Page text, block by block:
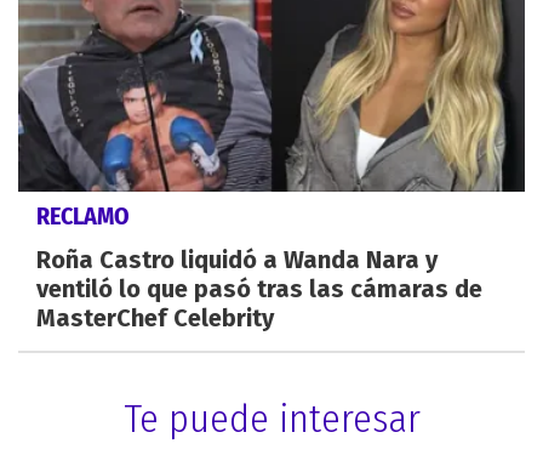
RECLAMO
Roña Castro liquidó a Wanda Nara y
ventiló lo que pasó tras las cámaras de
MasterChef Celebrity
Te puede interesar